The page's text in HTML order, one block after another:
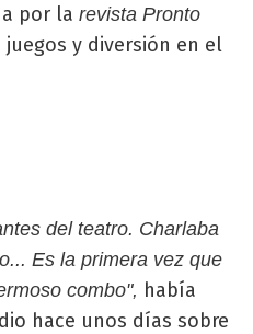
por la revista Pronto
y diversión en el
del teatro. Charlaba
Es la primera vez que
combo", había
hace unos días sobre